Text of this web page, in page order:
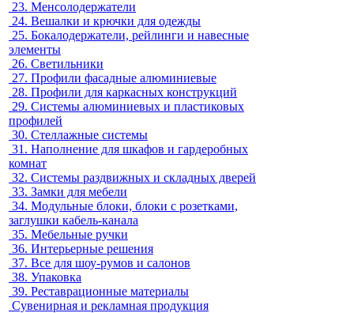
23. Менсолодержатели
24. Вешалки и крючки для одежды
25. Бокалодержатели, рейлинги и навесные
элементы
26. Светильники
27. Профили фасадные алюминиевые
28. Профили для каркасных конструкций
29. Системы алюминиевых и пластиковых
профилей
30. Стеллажные системы
31. Наполнение для шкафов и гардеробных
комнат
32. Системы раздвижных и складных дверей
33. Замки для мебели
34. Модульные блоки, блоки с розетками,
заглушки кабель-канала
35. Мебельные ручки
36. Интерьерные решения
37. Все для шоу-румов и салонов
38. Упаковка
39. Реставрационные материалы
Сувенирная и рекламная продукция